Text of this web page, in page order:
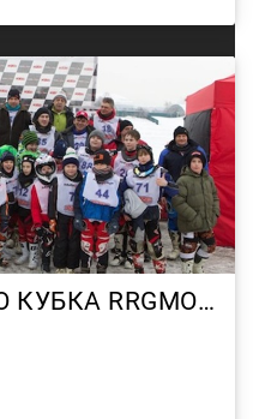
2-ОЙ ЭТАП ЗИМНЕГО КУБКА RRGMOTO-MOTORRIKA 2012